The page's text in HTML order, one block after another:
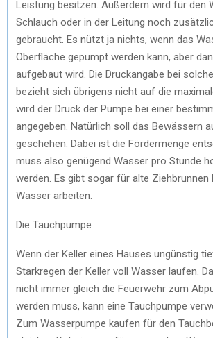
Leistung besitzen. Außerdem wird für den
Schlauch oder in der Leitung noch
gebraucht. Es nützt ja nichts, wenn das
Oberfläche gepumpt werden kann, aber
aufgebaut wird. Die Druckangabe bei
bezieht sich übrigens nicht auf die
wird der Druck der Pumpe bei einer
angegeben. Natürlich soll das Bewässern
geschehen. Dabei ist die Fördermenge
muss also genügend Wasser pro Stunde
werden. Es gibt sogar für alte Ziehbrunnen
Wasser arbeiten.
Die Tauchpumpe
Wenn der Keller eines Hauses ungünstig
Starkregen der Keller voll Wasser laufen.
nicht immer gleich die Feuerwehr zum
werden muss, kann eine Tauchpumpe
Zum Wasserpumpe kaufen für den